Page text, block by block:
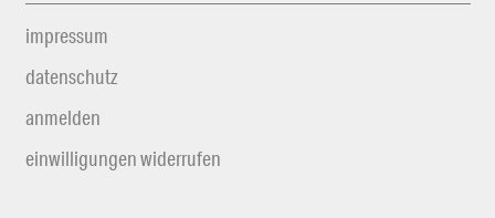
impressum
datenschutz
anmelden
einwilligungen widerrufen